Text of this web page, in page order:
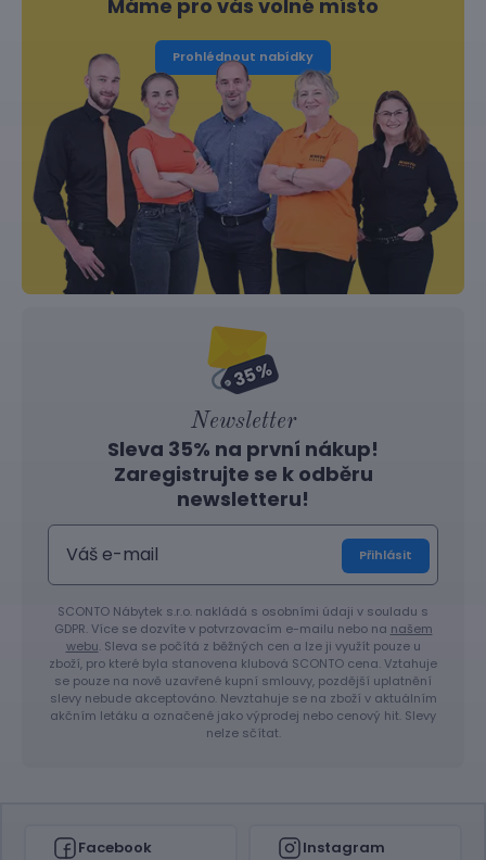
Máme pro vás volné místo
Prohlédnout nabídky
Newsletter
Sleva 35% na první nákup!
Zaregistrujte se k odběru
newsletteru!
Přihlásit
SCONTO Nábytek s.r.o. nakládá s osobními údaji v souladu s
GDPR. Více se dozvíte v potvrzovacím e-mailu nebo na našem
webu. Sleva se počítá z běžných cen a lze ji využít pouze u
zboží, pro které byla stanovena klubová SCONTO cena. Vztahuje
se pouze na nově uzavřené kupní smlouvy, pozdější uplatnění
slevy nebude akceptováno. Nevztahuje se na zboží v aktuálním
akčním letáku a označené jako výprodej nebo cenový hit. Slevy
nelze sčítat.
Facebook Instagram